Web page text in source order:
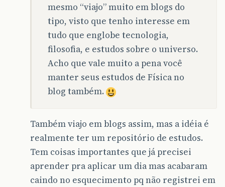
mesmo “viajo” muito em blogs do
tipo, visto que tenho interesse em
tudo que englobe tecnologia,
filosofia, e estudos sobre o universo.
Acho que vale muito a pena você
manter seus estudos de Física no
blog também.
Também viajo em blogs assim, mas a idéia é
realmente ter um repositório de estudos.
Tem coisas importantes que já precisei
aprender pra aplicar um dia mas acabaram
caindo no esquecimento pq não registrei em